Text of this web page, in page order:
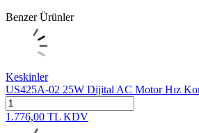
Benzer Ürünler
Keskinler
US425A-02 25W Dijital AC Motor Hız
1.776,00 TL KDV